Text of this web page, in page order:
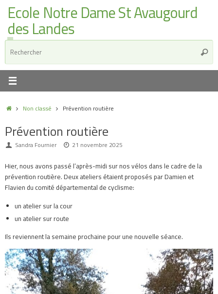
Ecole Notre Dame St Avaugourd
des Landes
Non classé Prévention routière
Prévention routière
Sandra Fournier 21 novembre 2025
Hier, nous avons passé l’après-midi sur nos vélos dans le cadre de la
prévention routière. Deux ateliers étaient proposés par Damien et
Flavien du comité départemental de cyclisme:
un atelier sur la cour
un atelier sur route
Ils reviennent la semaine prochaine pour une nouvelle séance.